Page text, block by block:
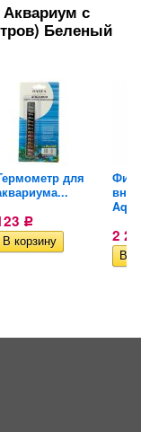
с
Беленый
для
Р
2